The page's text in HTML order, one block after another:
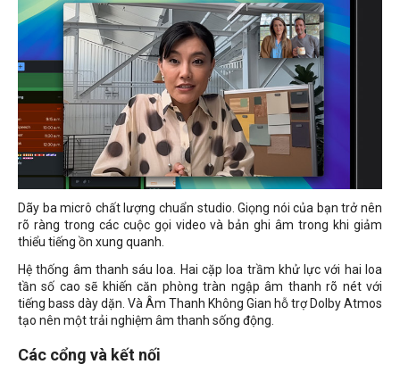
Dãy ba micrô chất lượng chuẩn studio. Giọng nói của bạn trở nên
rõ ràng trong các cuộc gọi video và bản ghi âm trong khi giảm
thiểu tiếng ồn xung quanh.
Hệ thống âm thanh sáu loa. Hai cặp loa trầm khử lực với hai loa
tần số cao sẽ khiến căn phòng tràn ngập âm thanh rõ nét với
tiếng bass dày dặn. Và Âm Thanh Không Gian hỗ trợ Dolby Atmos
tạo nên một trải nghiệm âm thanh sống động.
Các cổng và kết nối